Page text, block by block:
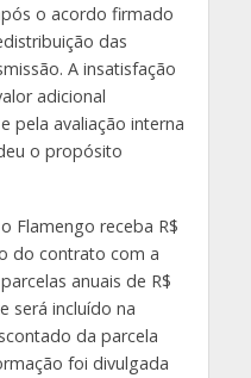
o acordo firmado
das
A insatisfação
adicional
pela avaliação interna
o propósito
Flamengo receba R$
do contrato com a
anuais de R$
será incluído na
da parcela
foi divulgada